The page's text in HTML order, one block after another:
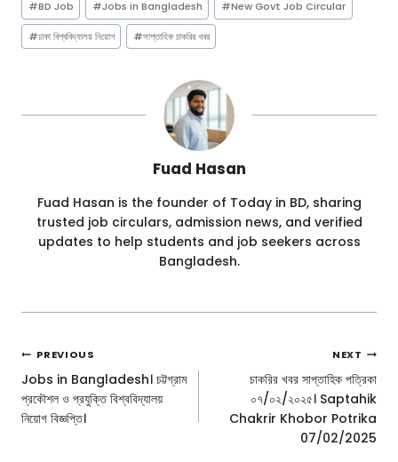
Tags:
#BD Job #Jobs in Bangladesh #New Govt Job Circular
#ঢাকা বিশ্ববিদ্যালয় নিয়োগ #সাপ্তাহিক চাকরির খবর
Fuad Hasan
Fuad Hasan is the founder of Today in BD, sharing
trusted job circulars, admission news, and verified
updates to help students and job seekers across
Bangladesh.
Post
Navigation
PREVIOUS
Jobs in Bangladesh। চট্টগ্রাম
প্রকৌশল ও প্রযুক্তি বিশ্ববিদ্যালয়
নিয়োগ বিজ্ঞপ্তি।
NEXT
চাকরির খবর সাপ্তাহিক পত্রিকা
০৭/০২/২০২৫। Saptahik
Chakrir Khobor Potrika
07/02/2025